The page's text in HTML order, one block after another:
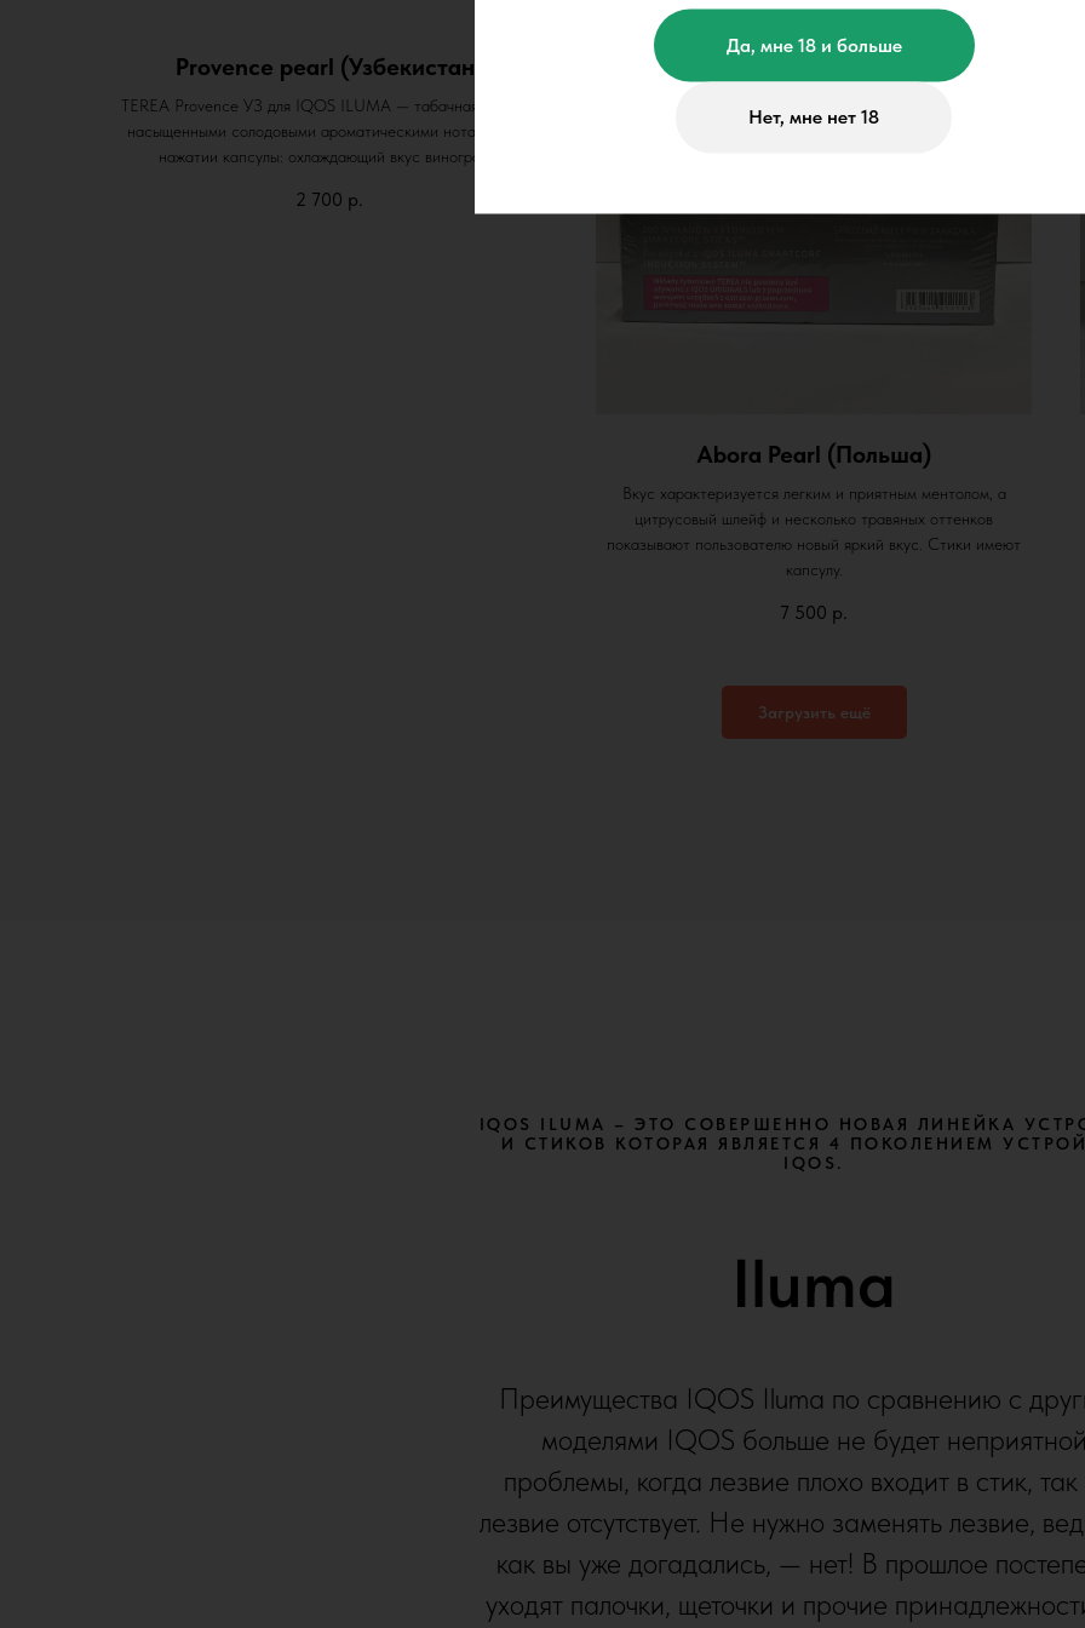
Да, мне 18 и больше
Нет, мне нет 18
Provence pearl (Узбекистан)
TEREA Provence УЗ для IQOS ILUMA — табачная смесь с
насыщенными солодовыми ароматическими нотами. При
нажатии капсулы: охлаждающий вкус винограда.
2 700 р.
Abora Pearl (Польша)
Вкус характеризуется легким и приятным ментолом, а
цитрусовый шлейф и несколько травяных оттенков
показывают пользователю новый яркий вкус. Стики имеют
капсулу.
7 500 р.
Загрузить ещё
IQOS ILUMA – ЭТО СОВЕРШЕННО НОВАЯ ЛИНЕЙКА
И СТИКОВ КОТОРАЯ ЯВЛЯЕТСЯ 4 ПОКОЛЕНИЕМ
IQOS.
Iluma
Преимущества IQOS Iluma по сравнению с
моделями IQOS больше не будет неприятной
проблемы, когда лезвие плохо входит в стик, так
лезвие отсутствует. Не нужно заменять лезвие,
как вы уже догадались, — нет! В прошлое
уходят палочки, щеточки и прочие